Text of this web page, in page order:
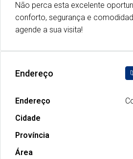
Não perca esta excelente
conforto, segurança e
agende a sua visita!
Endereço
Endereço
Cidade
Província
Área